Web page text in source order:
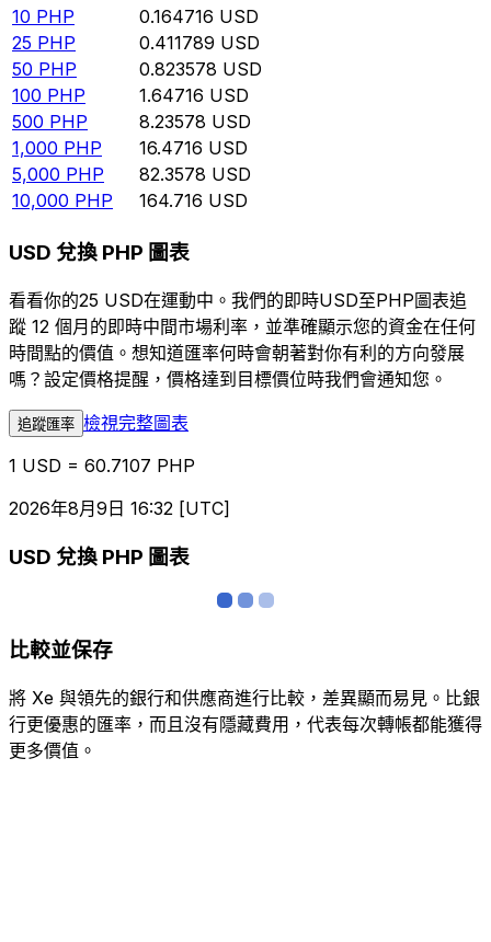
10 PHP 0.164716 USD
25 PHP 0.411789 USD
50 PHP 0.823578 USD
100 PHP 1.64716 USD
500 PHP 8.23578 USD
1,000 PHP 16.4716 USD
5,000 PHP 82.3578 USD
10,000 PHP 164.716 USD
USD 兌換 PHP 圖表
看看你的25 USD在運動中。我們的即時USD至PHP圖表追
蹤 12 個月的即時中間市場利率，並準確顯示您的資金在任何
時間點的價值。想知道匯率何時會朝著對你有利的方向發展
嗎？設定價格提醒，價格達到目標價位時我們會通知您。
追蹤匯率 檢視完整圖表
1 USD = 60.7107 PHP
2026年8月9日 16:32 [UTC]
USD 兌換 PHP 圖表
比較並保存
將 Xe 與領先的銀行和供應商進行比較，差異顯而易見。比銀
行更優惠的匯率，而且沒有隱藏費用，代表每次轉帳都能獲得
更多價值。